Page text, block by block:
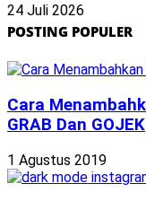
24 Juli 2026
POSTING POPULER
Cara
GRAB Dan GOJEK
1 Agustus 2019